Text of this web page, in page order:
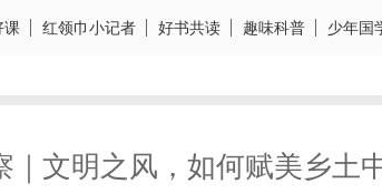
课 红领巾小记者 好书共读 趣味科普 少年国
｜文明之风，如何赋美乡土